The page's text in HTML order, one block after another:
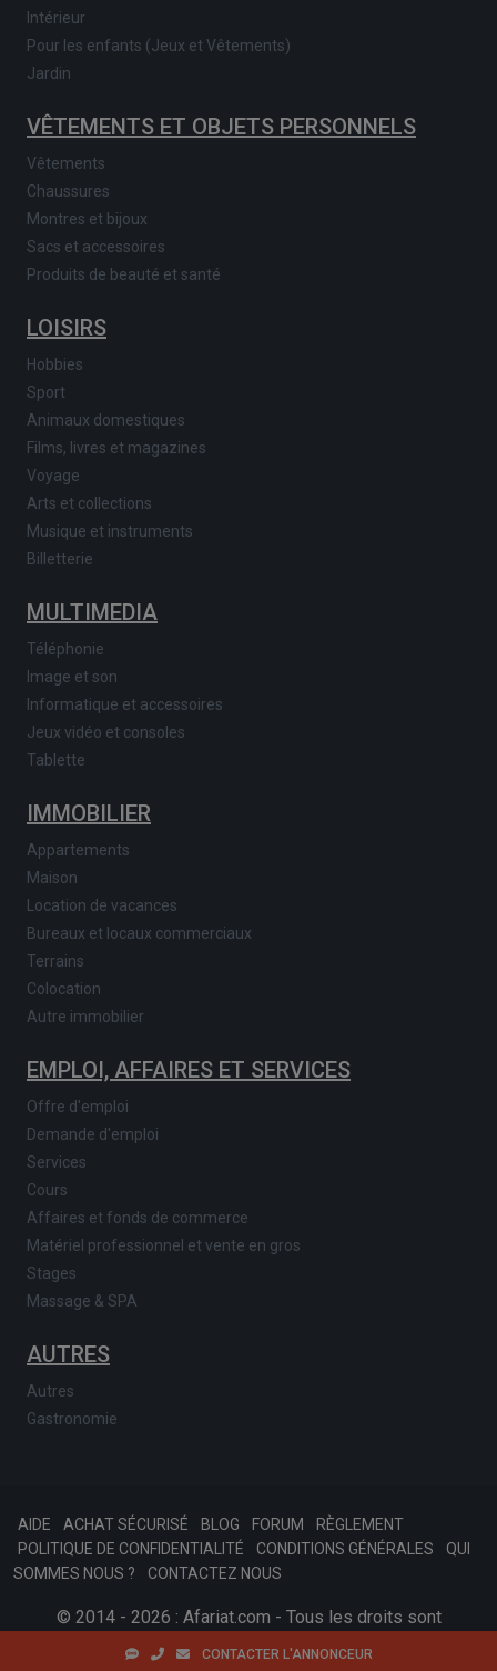
CONTACTER L'ANNONCEUR
Intérieur
Pour les enfants (Jeux et Vêtements)
Jardin
VÊTEMENTS ET OBJETS PERSONNELS
Vêtements
Chaussures
Montres et bijoux
Sacs et accessoires
Produits de beauté et santé
LOISIRS
Hobbies
Sport
Animaux domestiques
Films, livres et magazines
Voyage
Arts et collections
Musique et instruments
Billetterie
MULTIMEDIA
Téléphonie
Image et son
Informatique et accessoires
Jeux vidéo et consoles
Tablette
IMMOBILIER
Appartements
Maison
Location de vacances
Bureaux et locaux commerciaux
Terrains
Colocation
Autre immobilier
EMPLOI, AFFAIRES ET SERVICES
Offre d'emploi
Demande d'emploi
Services
Cours
Affaires et fonds de commerce
Matériel professionnel et vente en gros
Stages
Massage & SPA
AUTRES
Autres
Gastronomie
AIDE ACHAT SÉCURISÉ BLOG FORUM
RÈGLEMENT
POLITIQUE DE CONFIDENTIALITÉ
CONDITIONS GÉNÉRALES
QUI
SOMMES NOUS ?
CONTACTEZ NOUS
© 2014 - 2026 : Afariat.com - Tous les droits sont
réservés.SKONSOFTTinast.fr